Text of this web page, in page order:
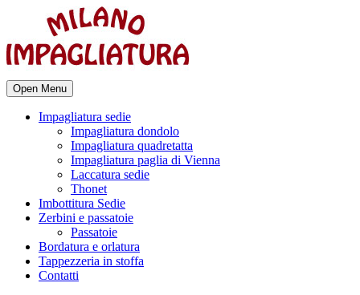
Open Menu
Impagliatura sedie
Impagliatura dondolo
Impagliatura quadretatta
Impagliatura paglia di Vienna
Laccatura sedie
Thonet
Imbottitura Sedie
Zerbini e passatoie
Passatoie
Bordatura e orlatura
Tappezzeria in stoffa
Contatti